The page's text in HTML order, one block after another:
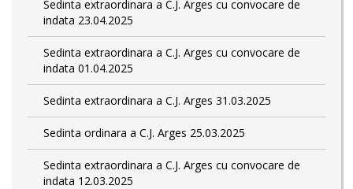
Sedinta extraordinara a C.J. Arges cu convocare de
indata 23.04.2025
Sedinta extraordinara a C.J. Arges cu convocare de
indata 01.04.2025
Sedinta extraordinara a C.J. Arges 31.03.2025
Sedinta ordinara a C.J. Arges 25.03.2025
Sedinta extraordinara a C.J. Arges cu convocare de
indata 12.03.2025